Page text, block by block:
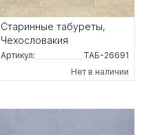
Старинные табуреты,
Чехословакия
Артикул:
ТАБ-26691
Нет в наличии